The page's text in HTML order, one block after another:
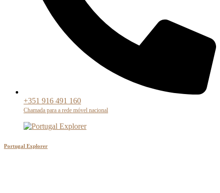
‭+351 916 491 160
Chamada para a rede móvel nacional
Portugal Explorer